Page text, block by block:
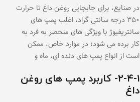
در صنایع، برای جابجایی روغن داغ تا حرارت
۳۵۰ درجه سانتی گراد، اغلب پمپ های
سانتریفیوژ با ویژگی های منحصر به فرد به
کار برده می شود؛ در موارد خاص، ممکن
است از انواع پمپ های دنده ای، ماه و
۲-۴-۱- کاربرد پمپ های روغن
داغ